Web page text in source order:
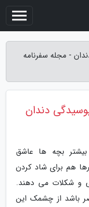
- مجله سفرنامه
دندان
بیشتر بچه ها عاشق
هم برای شاد کردن
و شکلات می دهند.
باشد از چشمک این